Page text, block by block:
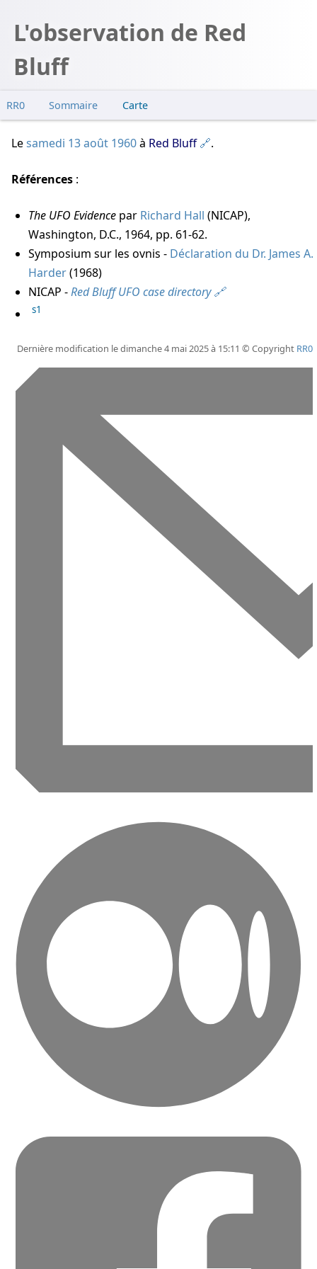
L'observation de Red
Bluff
RR0 Sommaire Carte
Lesamedi 13 août 1960à Red Bluff .
Références :
The UFO Evidence par Richard Hall (NICAP),
Washington, D.C., 1964, pp. 61-62.
Symposium sur les ovnis - Déclaration du Dr. James A.
Harder(1968)
NICAP -Red Bluff UFO case directory
s1
Dernière modification le dimanche 4 mai 2025 à 15:11 © Copyright RR0